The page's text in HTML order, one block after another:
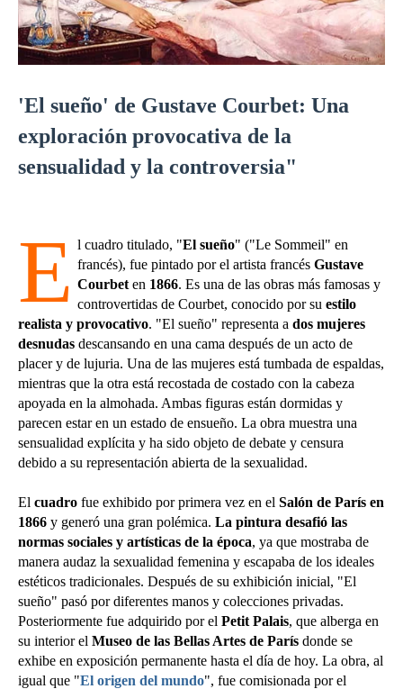
'El sueño' de Gustave Courbet: Una
exploración provocativa de la
sensualidad y la controversia"
E l cuadro titulado, "El sueño" ("Le Sommeil" en
francés), fue pintado por el artista francés Gustave
Courbet en 1866. Es una de las obras más famosas y
controvertidas de Courbet, conocido por su estilo
realista y provocativo. "El sueño" representa a dos mujeres
desnudas descansando en una cama después de un acto de
placer y de lujuria. Una de las mujeres está tumbada de espaldas,
mientras que la otra está recostada de costado con la cabeza
apoyada en la almohada. Ambas figuras están dormidas y
parecen estar en un estado de ensueño. La obra muestra una
sensualidad explícita y ha sido objeto de debate y censura
debido a su representación abierta de la sexualidad.
El cuadro fue exhibido por primera vez en el Salón de París en
1866 y generó una gran polémica. La pintura desafió las
normas sociales y artísticas de la época, ya que mostraba de
manera audaz la sexualidad femenina y escapaba de los ideales
estéticos tradicionales. Después de su exhibición inicial, "El
sueño" pasó por diferentes manos y colecciones privadas.
Posteriormente fue adquirido por el Petit Palais, que alberga en
su interior el Museo de las Bellas Artes de París donde se
exhibe en exposición permanente hasta el día de hoy. La obra, al
igual que "El origen del mundo", fue comisionada por el